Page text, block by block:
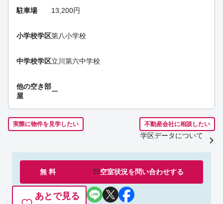
駐車場 13,200円
小学校学区第八小学校
中学校学区立川第六中学校
他の空き部
屋
ー
実際に物件を見学したい 不動産会社に相談したい
学区データについて
無 料 空室状況を問い合わせする
あとで見る